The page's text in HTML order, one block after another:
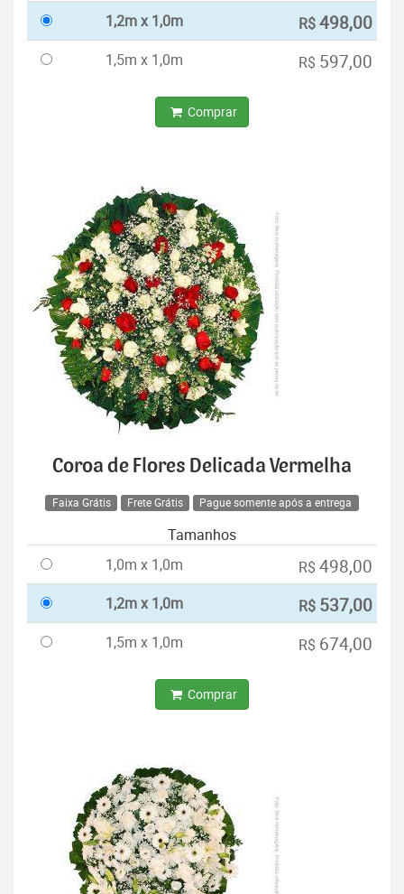
1,2m x 1,0m R$498,00
1,5m x 1,0m R$ 597,00
Comprar
Coroa de Flores Delicada Vermelha
Faixa Grátis Frete Grátis Pague somente após a entrega
Tamanhos
1,0m x 1,0m
R$ 498,00
1,2m x 1,0m R$ 537,00
1,5m x 1,0m R$ 674,00
Comprar